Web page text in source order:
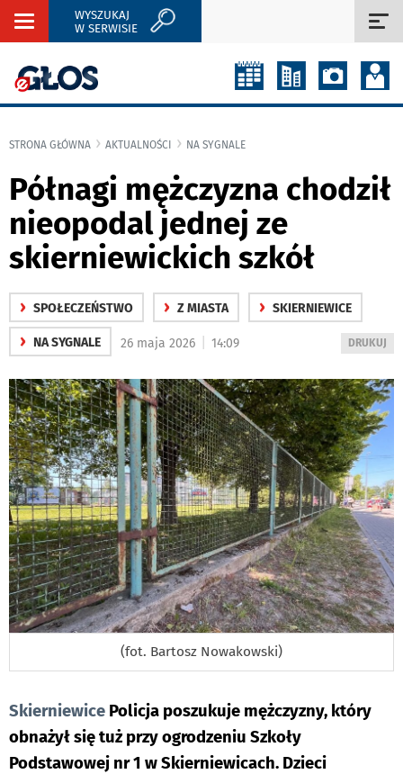
Rozwiń
WYSZUKAJ
W SERWISIE
STRONA GŁÓWNA AKTUALNOŚCI NA SYGNALE
Półnagi mężczyzna chodził
nieopodal jednej ze
skierniewickich szkół
› SPOŁECZEŃSTWO › Z MIASTA › SKIERNIEWICE
› NA SYGNALE
WYDRUKUJ
DRUKUJ
26 maja 2026 14:09
(fot. Bartosz Nowakowski)
Skierniewice Policja poszukuje mężczyzny, który
obnażył się tuż przy ogrodzeniu Szkoły
Podstawowej nr 1 w Skierniewicach. Dzieci